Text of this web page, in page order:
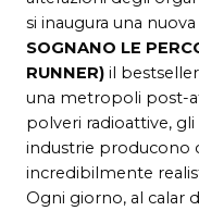
si inaugura una
SOGNANO LE
RUNNER) il
una metropoli post-
polveri radioattive,
industrie producono
incredibilmente
Ogni giorno, al calar